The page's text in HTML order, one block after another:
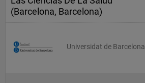
(Barcelona, Barcelona)
Universidat de Barcelona